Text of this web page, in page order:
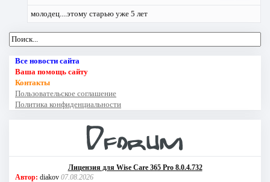
молодец....этому старью уже 5 лет
Все новости сайта
Ваша помощь сайту
Контакты
Пользовательское соглашение
Политика конфиденциальности
Лицензия для Wise Care 365 Pro 8.0.4.732
Автор: diakov 07.08.2026